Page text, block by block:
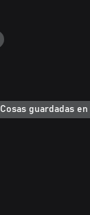
Cosas guardadas